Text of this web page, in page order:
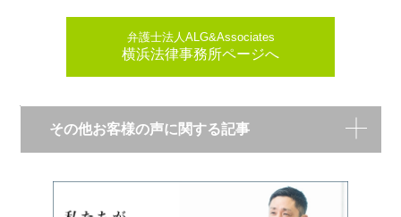
弁護士法人ALG&Associates
横浜法律事務所ページへ
その他お客様の声に関する記事